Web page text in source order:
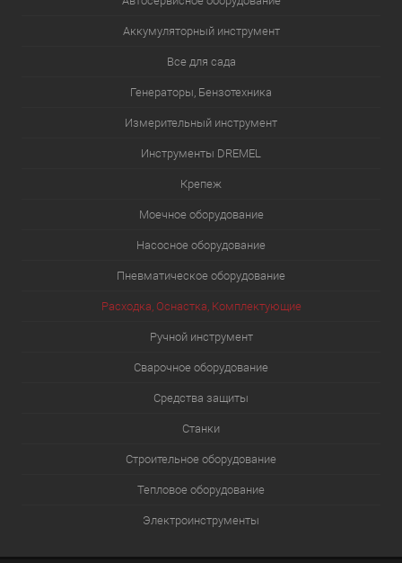
Аккумуляторный инструмент
Все для сада
Генераторы, Бензотехника
Измерительный инструмент
Инструменты DREMEL
Крепеж
Моечное оборудование
Насосное оборудование
Пневматическое оборудование
Расходка, Оснастка, Комплектующие
Ручной инструмент
Сварочное оборудование
Средства защиты
Станки
Строительное оборудование
Тепловое оборудование
Электроинструменты